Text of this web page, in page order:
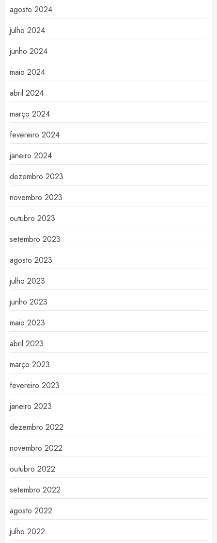
agosto 2024
julho 2024
junho 2024
maio 2024
abril 2024
março 2024
fevereiro 2024
janeiro 2024
dezembro 2023
novembro 2023
outubro 2023
setembro 2023
agosto 2023
julho 2023
junho 2023
maio 2023
abril 2023
março 2023
fevereiro 2023
janeiro 2023
dezembro 2022
novembro 2022
outubro 2022
setembro 2022
agosto 2022
julho 2022